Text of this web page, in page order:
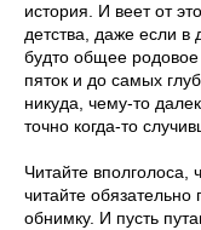
история. И веет от
детства, даже если в
будто общее родовое
пяток и до самых
никуда, чему-то
точно когда-то
Читайте вполголоса,
читайте
обнимку. И пусть